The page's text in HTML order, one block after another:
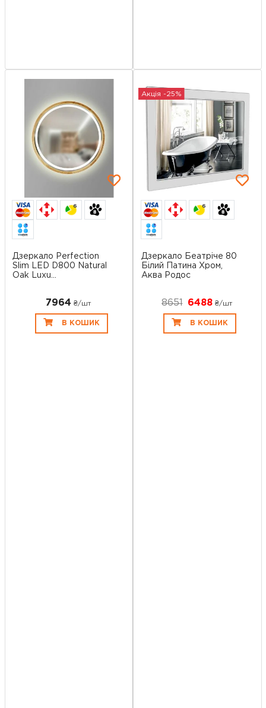
6
Дзеркало Perfection
Slim LED D800 Natural
Oak Luxu...
7964 ₴/шт
В КОШИК
Акція -25%
6
Дзеркало Беатріче 80
Білий Патина Хром,
Аква Родос
8651 6488₴/шт
В КОШИК